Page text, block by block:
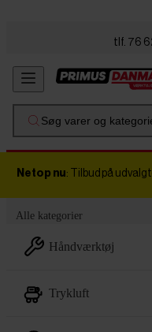
tlf. 76
Søg varer og
Netop nu: Tilbud på
Alle kategorier
håndværktøj
trykluft